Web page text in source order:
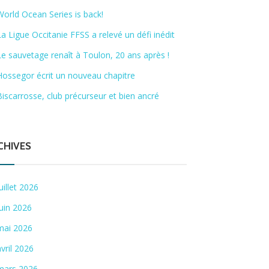
Ocean Series is back!
Ligue Occitanie FFSS a relevé un défi inédit
sauvetage renaît à Toulon, 20 ans après !
écrit un nouveau chapitre
club précurseur et bien ancré
2026
2026
2026
2026